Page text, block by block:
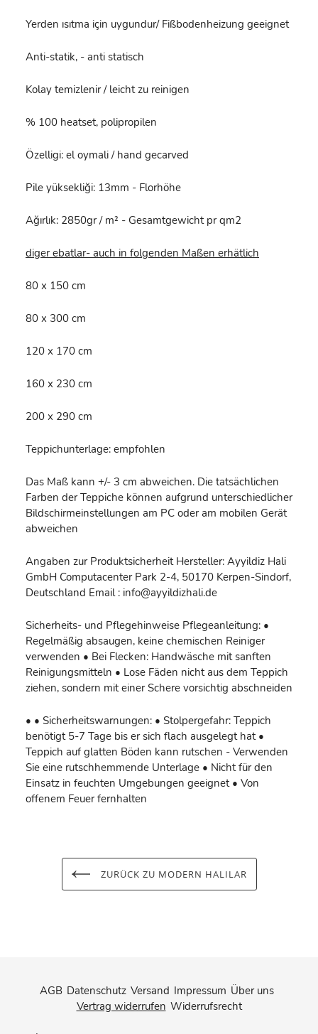
Yerden ısıtma için uygundur/ Fißbodenheizung geeignet
Anti-statik, - anti statisch
Kolay temizlenir / leicht zu reinigen
% 100 heatset, polipropilen
Özelligi: el oymali / hand gecarved
Pile yüksekliği: 13mm - Florhöhe
Ağırlık: 2850gr / m² - Gesamtgewicht pr qm2
diger ebatlar- auch in folgenden Maßen erhätlich
80 x 150 cm
80 x 300 cm
120 x 170 cm
160 x 230 cm
200 x 290 cm
Teppichunterlage: empfohlen
Das Maß kann +/- 3 cm abweichen. Die tatsächlichen
Farben der Teppiche können aufgrund unterschiedlicher
Bildschirmeinstellungen am PC oder am mobilen Gerät
abweichen
Angaben zur Produktsicherheit Hersteller: Ayyildiz Hali
GmbH Computacenter Park 2-4, 50170 Kerpen-Sindorf,
Deutschland Email : info@ayyildizhali.de
Sicherheits- und Pflegehinweise Pflegeanleitung: •
Regelmäßig absaugen, keine chemischen Reiniger
verwenden • Bei Flecken: Handwäsche mit sanften
Reinigungsmitteln • Lose Fäden nicht aus dem Teppich
ziehen, sondern mit einer Schere vorsichtig abschneiden
• • Sicherheitswarnungen: • Stolpergefahr: Teppich
benötigt 5-7 Tage bis er sich flach ausgelegt hat •
Teppich auf glatten Böden kann rutschen - Verwenden
Sie eine rutschhemmende Unterlage • Nicht für den
Einsatz in feuchten Umgebungen geeignet • Von
offenem Feuer fernhalten
ZURÜCK ZU MODERN HALILAR
AGB Datenschutz Versand Impressum Über uns
Vertrag widerrufen Widerrufsrecht